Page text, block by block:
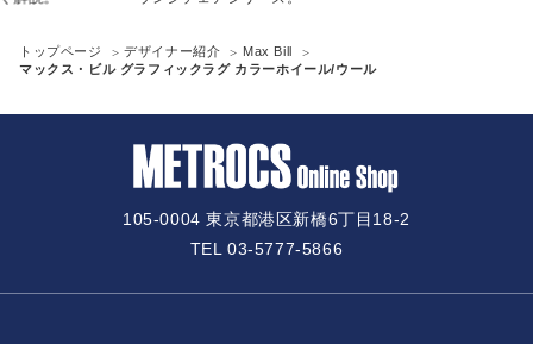
トップページ デザイナー紹介
Max Bill
マックス・ビル グラフィックラグ カラーホイール/ウール
105-0004 東京都港区新橋6丁目18-2
TEL 03-5777-5866